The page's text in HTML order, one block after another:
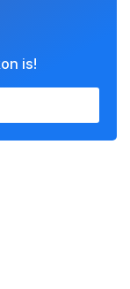
is!